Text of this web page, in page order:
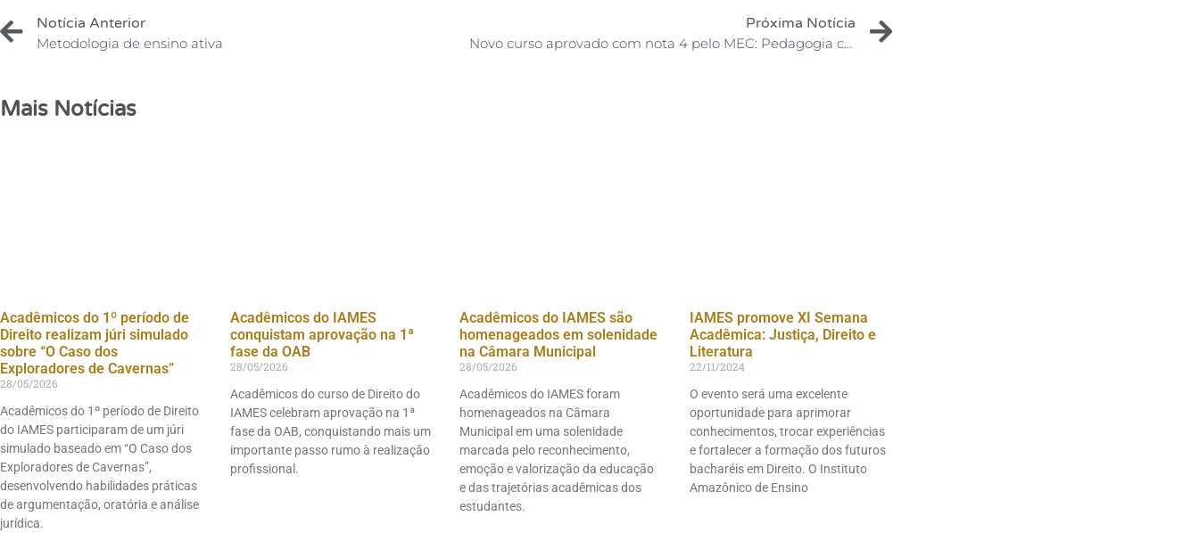
Notícia Anterior
Metodologia de ensino ativa
Próxima Notícia
Novo curso aprovado com nota 4 pelo MEC: Pedagogia com residência
Mais Notícias
Acadêmicos do 1º período de
Direito realizam júri simulado
sobre “O Caso dos
Exploradores de Cavernas”
28/05/2026
Acadêmicos do 1º período de Direito
do IAMES participaram de um júri
simulado baseado em “O Caso dos
Exploradores de Cavernas”,
desenvolvendo habilidades práticas
de argumentação, oratória e análise
jurídica.
Acadêmicos do IAMES
conquistam aprovação na 1ª
fase da OAB
28/05/2026
Acadêmicos do curso de Direito do
IAMES celebram aprovação na 1ª
fase da OAB, conquistando mais um
importante passo rumo à realização
profissional.
Acadêmicos do IAMES são
homenageados em solenidade
na Câmara Municipal
28/05/2026
Acadêmicos do IAMES foram
homenageados na Câmara
Municipal em uma solenidade
marcada pelo reconhecimento,
emoção e valorização da educação
e das trajetórias acadêmicas dos
estudantes.
IAMES promove XI Semana
Acadêmica: Justiça, Direito e
Literatura
22/11/2024
O evento será uma excelente
oportunidade para aprimorar
conhecimentos, trocar experiências
e fortalecer a formação dos futuros
bacharéis em Direito. O Instituto
Amazônico de Ensino